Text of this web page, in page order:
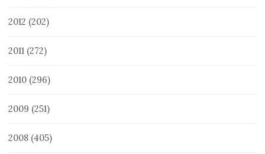
2012 (202)
2011 (272)
2010 (296)
2009 (251)
2008 (405)